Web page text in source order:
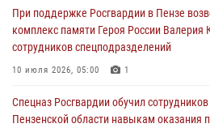
04 августа 2026, 06:08
Росгвардия обеспечила безопасность
День ВДВ в Пензе
При поддержке Росгвардии в Пензе
комплекс памяти Героя России Валерия
сотрудников спецподразделений
10 июля 2026, 05:00 1
Спецназ Росгвардии обучил
Пензенской области навыкам оказания